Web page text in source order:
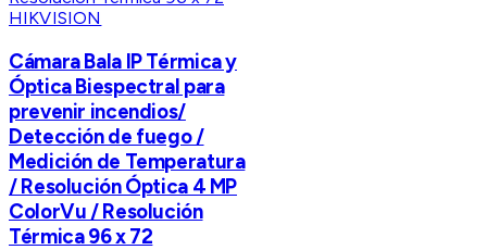
HIKVISION
Cámara Bala IP Térmica y
Óptica Biespectral para
prevenir incendios/
Detección de fuego /
Medición de Temperatura
/ Resolución Óptica 4 MP
ColorVu / Resolución
Térmica 96 x 72